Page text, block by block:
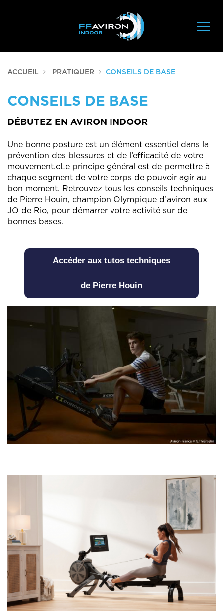
ACCUEIL PRATIQUER CONSEILS DE BASE
CONSEILS DE BASE
DÉBUTEZ EN AVIRON INDOOR
Une bonne posture est un élément essentiel dans la
prévention des blessures et de l’efficacité de votre
mouvement.cLe principe général est de permettre à
chaque segment de votre corps de pouvoir agir au
bon moment. Retrouvez tous les conseils techniques
de Pierre Houin, champion Olympique d’aviron aux
JO de Rio, pour démarrer votre activité sur de
bonnes bases.
Accéder aux tutos techniques
de Pierre Houin